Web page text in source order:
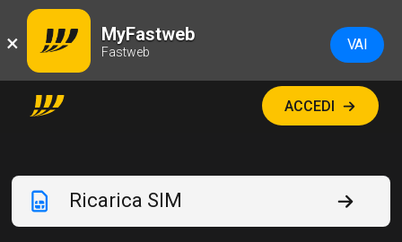
× MyFastweb
Fastweb VAI
ACCEDI
Ricarica SIM